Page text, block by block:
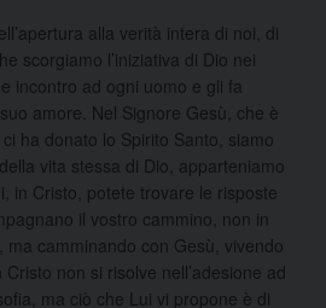
alla verità intera di noi, di
scorgiamo l’iniziativa di Dio nei
incontro ad ogni uomo e gli fa
amore. Nel Signore Gesù, che è
ha donato lo Spirito Santo, siamo
vita stessa di Dio, apparteniamo
in Cristo, potete trovare le risposte
il vostro cammino, non in
ma camminando con Gesù, vivendo
Cristo non si risolve nell’adesione ad
ma ciò che Lui vi propone è di